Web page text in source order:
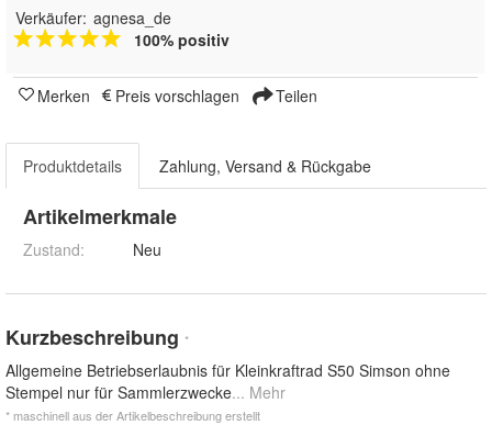
Verkäufer: agnesa_de
100% positiv
Merken Preis vorschlagen Teilen
Produktdetails Zahlung, Versand & Rückgabe
Artikelmerkmale
Zustand: Neu
Kurzbeschreibung *
Allgemeine Betriebserlaubnis für Kleinkraftrad S50 Simson ohne
Stempel nur für Sammlerzwecke... Mehr
* maschinell aus der Artikelbeschreibung erstellt